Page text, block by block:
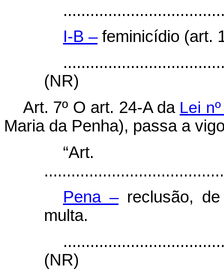
I-B –feminicídio (art.
(NR)
Art. 7º O art. 24-A da Lei
Maria da Penha), passa a
Pena –reclusão,
multa.
(NR)